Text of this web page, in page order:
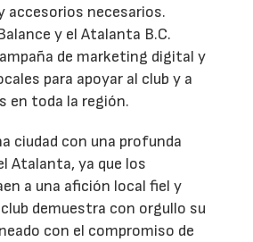
accesorios necesarios.
y el Atalanta B.C.
de marketing digital y
para apoyar al club y a
en toda la región.
ciudad con una profunda
Atalanta, ya que los
a una afición local fiel y
demuestra con orgullo su
con el compromiso de